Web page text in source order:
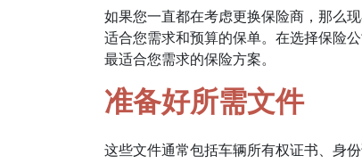
如果您一直都在考虑更换保险商，那么
适合您需求和预算的保单。在选择保险
最适合您需求的保险方案。
准备好所需文件
这些文件通常包括车辆所有权证书、身